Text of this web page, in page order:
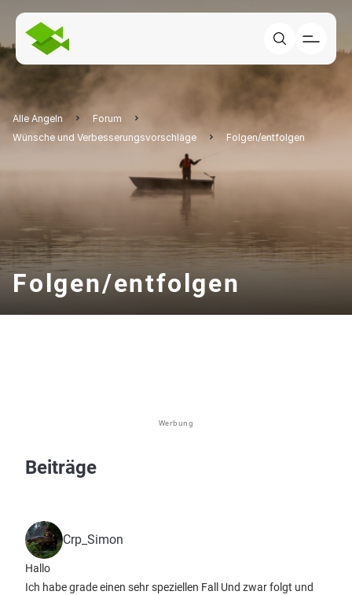
Alle Angeln
Forum
Wünsche und Verbesserungsvorschläge
Folgen/entfolgen
Folgen/entfolgen
Werbung
Beiträge
Crp_Simon
Hallo
Ich habe grade einen sehr speziellen Fall Und zwar folgt und